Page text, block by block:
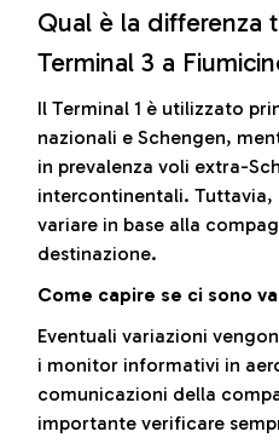
Qual è la differenza
Terminal 3 a
Il Terminal 1 è utilizzato
nazionali e Schengen,
in prevalenza voli extra-
intercontinentali. Tuttavia,
variare in base alla
destinazione.
Come capire se ci sono
Eventuali variazioni
i monitor informativi in
comunicazioni della
importante verificare